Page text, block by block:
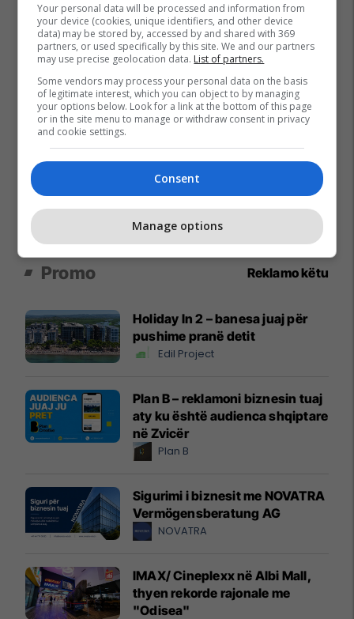
Promo Reklamo këtu
Holiday In 2 – banesa juaj për
pushime pranë detit
Edil Project
Plan B – reklamoni biznesin tuaj
aty ku është audienca shqiptare
në Zvicër
Plan B
Sigurimi i biznesit me NOVATRA
Vermögensberatung AG
NOVATRA
IMAX/ Cineplexx në Albi Mall,
thyen rekorde rajonale me
"Odisea"
Your personal data will be processed and information from
your device (cookies, unique identifiers, and other device
data) may be stored by, accessed by and shared with 369
partners, or used specifically by this site. We and our partners
may use precise geolocation data. List of partners.
Some vendors may process your personal data on the basis
of legitimate interest, which you can object to by managing
your options below. Look for a link at the bottom of this page
or in the site menu to manage or withdraw consent in privacy
and cookie settings.
Consent
Manage options